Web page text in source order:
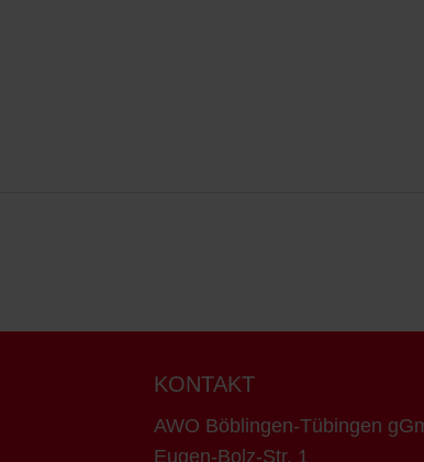
KONTAKT
AWO Böblingen-Tübingen
Eugen-Bolz-Str. 1